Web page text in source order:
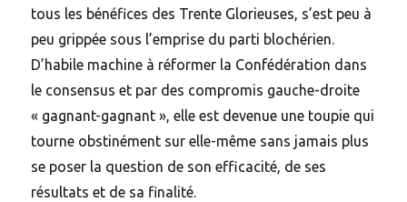
tous les bénéfices des Trente Glorieuses, s’est peu à
peu grippée sous l’emprise du parti blochérien.
D’habile machine à réformer la Confédération dans
le consensus et par des compromis gauche-droite
« gagnant-gagnant », elle est devenue une toupie qui
tourne obstinément sur elle-même sans jamais plus
se poser la question de son efficacité, de ses
résultats et de sa finalité.